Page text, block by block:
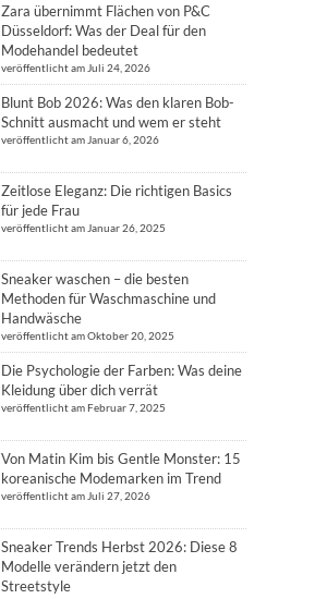
Zara übernimmt Flächen von P&C
Düsseldorf: Was der Deal für den
Modehandel bedeutet
veröffentlicht am Juli 24, 2026
Blunt Bob 2026: Was den klaren Bob-
Schnitt ausmacht und wem er steht
veröffentlicht am Januar 6, 2026
Zeitlose Eleganz: Die richtigen Basics
für jede Frau
veröffentlicht am Januar 26, 2025
Sneaker waschen – die besten
Methoden für Waschmaschine und
Handwäsche
veröffentlicht am Oktober 20, 2025
Die Psychologie der Farben: Was deine
Kleidung über dich verrät
veröffentlicht am Februar 7, 2025
Von Matin Kim bis Gentle Monster: 15
koreanische Modemarken im Trend
veröffentlicht am Juli 27, 2026
Sneaker Trends Herbst 2026: Diese 8
Modelle verändern jetzt den
Streetstyle